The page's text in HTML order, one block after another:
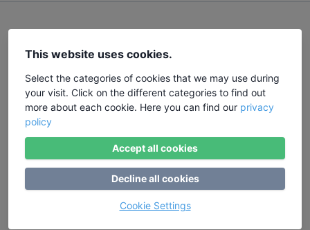
Über uns
Unser Team
Dozentinnen/Dozenten
Unser Leitbild
Seminarraum in Köln
LIW in den Medien
Jobs und Karriere
Referenzen / Kooperationen
This website uses cookies.
Select the categories of cookies that we may use during
your visit. Click on the different categories to find out
more about each cookie. Here you can find our privacy
policy
Accept all cookies
Decline all cookies
Cookie Settings